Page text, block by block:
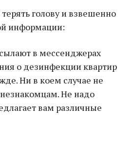
голову и взвешенно
информации:
в мессенджерах
о дезинфекции квартир
Ни в коем случае не
Не надо
вам различные